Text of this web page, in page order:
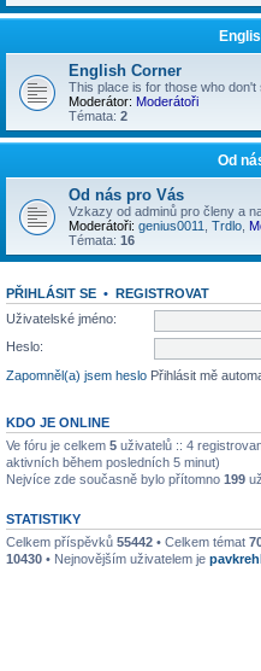
English Corner
This place is for those who
Moderátor: Moderátoři
Témata: 2
Od
Od nás pro Vás
Vzkazy od adminů pro členy a
Moderátoři: genius0011 Trdlo
Témata: 16
PŘIHLÁSIT SE • REGISTROVAT
Uživatelské jméno:
Heslo:
Zapomněl(a) jsem heslo Přihlásit mě
KDO JE ONLINE
Ve fóru je celkem 5 uživatelů :: 4
aktivních během posledních 5 minut)
Nejvíce zde současně bylo přítomno 199
STATISTIKY
Celkem příspěvků 55442 • Celkem témat
10430 • Nejnovějším uživatelem je